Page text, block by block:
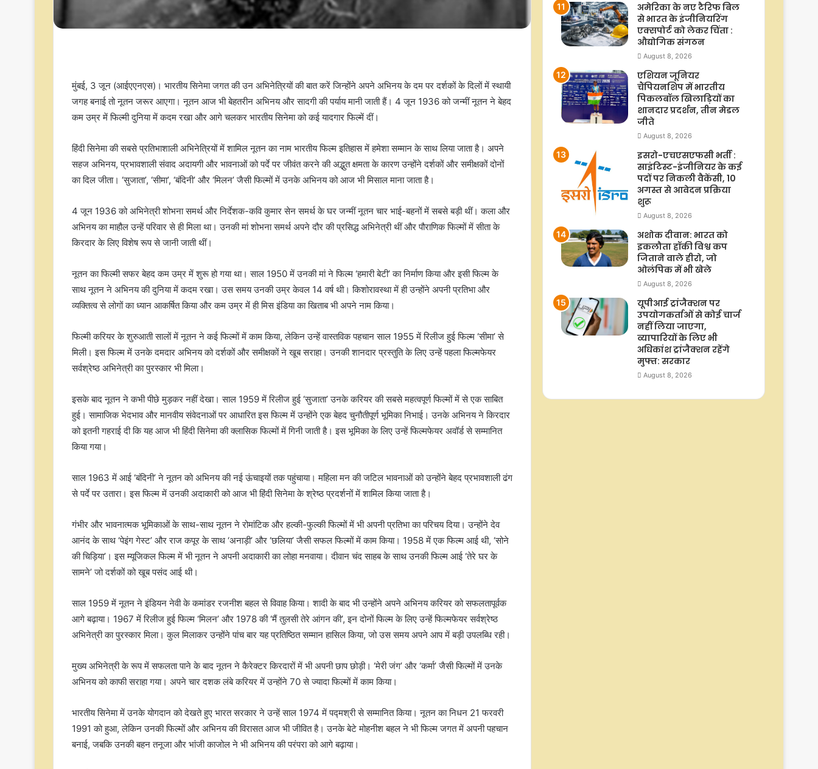
मुंबई, 3 जून (आईएएनएस)। भारतीय सिनेमा जगत की उन अभिनेत्रियों की बात करें जिन्होंने अपने अभिनय के दम पर दर्शकों के दिलों में स्थायी
जगह बनाई तो नूतन जरूर आएगा। नूतन आज भी बेहतरीन अभिनय और सादगी की पर्याय मानी जाती हैं। 4 जून 1936 को जन्मीं नूतन ने बेहद
कम उम्र में फिल्मी दुनिया में कदम रखा और आगे चलकर भारतीय सिनेमा को कई यादगार फिल्में दीं।
हिंदी सिनेमा की सबसे प्रतिभाशाली अभिनेत्रियों में शामिल नूतन का नाम भारतीय फिल्म इतिहास में हमेशा सम्मान के साथ लिया जाता है। अपने
सहज अभिनय, प्रभावशाली संवाद अदायगी और भावनाओं को पर्दे पर जीवंत करने की अद्भुत क्षमता के कारण उन्होंने दर्शकों और समीक्षकों दोनों
का दिल जीता। ‘सुजाता’, ‘सीमा’, ‘बंदिनी’ और ‘मिलन’ जैसी फिल्मों में उनके अभिनय को आज भी मिसाल माना जाता है।
4 जून 1936 को अभिनेत्री शोभना समर्थ और निर्देशक-कवि कुमार सेन समर्थ के घर जन्मीं नूतन चार भाई-बहनों में सबसे बड़ी थीं। कला और
अभिनय का माहौल उन्हें परिवार से ही मिला था। उनकी मां शोभना समर्थ अपने दौर की प्रसिद्ध अभिनेत्री थीं और पौराणिक फिल्मों में सीता के
किरदार के लिए विशेष रूप से जानी जाती थीं।
नूतन का फिल्मी सफर बेहद कम उम्र में शुरू हो गया था। साल 1950 में उनकी मां ने फिल्म ‘हमारी बेटी’ का निर्माण किया और इसी फिल्म के
साथ नूतन ने अभिनय की दुनिया में कदम रखा। उस समय उनकी उम्र केवल 14 वर्ष थी। किशोरावस्था में ही उन्होंने अपनी प्रतिभा और
व्यक्तित्व से लोगों का ध्यान आकर्षित किया और कम उम्र में ही मिस इंडिया का खिताब भी अपने नाम किया।
फिल्मी करियर के शुरुआती सालों में नूतन ने कई फिल्मों में काम किया, लेकिन उन्हें वास्तविक पहचान साल 1955 में रिलीज हुई फिल्म ‘सीमा’ से
मिली। इस फिल्म में उनके दमदार अभिनय को दर्शकों और समीक्षकों ने खूब सराहा। उनकी शानदार प्रस्तुति के लिए उन्हें पहला फिल्मफेयर
सर्वश्रेष्ठ अभिनेत्री का पुरस्कार भी मिला।
इसके बाद नूतन ने कभी पीछे मुड़कर नहीं देखा। साल 1959 में रिलीज हुई ‘सुजाता’ उनके करियर की सबसे महत्वपूर्ण फिल्मों में से एक साबित
हुई। सामाजिक भेदभाव और मानवीय संवेदनाओं पर आधारित इस फिल्म में उन्होंने एक बेहद चुनौतीपूर्ण भूमिका निभाई। उनके अभिनय ने किरदार
को इतनी गहराई दी कि यह आज भी हिंदी सिनेमा की क्लासिक फिल्मों में गिनी जाती है। इस भूमिका के लिए उन्हें फिल्मफेयर अवॉर्ड से सम्मानित
किया गया।
साल 1963 में आई ‘बंदिनी’ ने नूतन को अभिनय की नई ऊंचाइयों तक पहुंचाया। महिला मन की जटिल भावनाओं को उन्होंने बेहद प्रभावशाली ढंग
से पर्दे पर उतारा। इस फिल्म में उनकी अदाकारी को आज भी हिंदी सिनेमा के श्रेष्ठ प्रदर्शनों में शामिल किया जाता है।
गंभीर और भावनात्मक भूमिकाओं के साथ-साथ नूतन ने रोमांटिक और हल्की-फुल्की फिल्मों में भी अपनी प्रतिभा का परिचय दिया। उन्होंने देव
आनंद के साथ ‘पेइंग गेस्ट’ और राज कपूर के साथ ‘अनाड़ी’ और ‘छलिया’ जैसी सफल फिल्मों में काम किया। 1958 में एक फिल्म आई थी, ‘सोने
की चिड़िया’। इस म्यूजिकल फिल्म में भी नूतन ने अपनी अदाकारी का लोहा मनवाया। दीवान चंद साहब के साथ उनकी फिल्म आई ‘तेरे घर के
सामने’ जो दर्शकों को खूब पसंद आई थी।
साल 1959 में नूतन ने इंडियन नेवी के कमांडर रजनीश बहल से विवाह किया। शादी के बाद भी उन्होंने अपने अभिनय करियर को सफलतापूर्वक
आगे बढ़ाया। 1967 में रिलीज हुई फिल्म ‘मिलन’ और 1978 की ‘मैं तुलसी तेरे आंगन की’, इन दोनों फिल्म के लिए उन्हें फिल्मफेयर सर्वश्रेष्ठ
अभिनेत्री का पुरस्कार मिला। कुल मिलाकर उन्होंने पांच बार यह प्रतिष्ठित सम्मान हासिल किया, जो उस समय अपने आप में बड़ी उपलब्धि रही।
मुख्य अभिनेत्री के रूप में सफलता पाने के बाद नूतन ने कैरेक्टर किरदारों में भी अपनी छाप छोड़ी। ‘मेरी जंग’ और ‘कर्मा’ जैसी फिल्मों में उनके
अभिनय को काफी सराहा गया। अपने चार दशक लंबे करियर में उन्होंने 70 से ज्यादा फिल्मों में काम किया।
भारतीय सिनेमा में उनके योगदान को देखते हुए भारत सरकार ने उन्हें साल 1974 में पद्मश्री से सम्मानित किया। नूतन का निधन 21 फरवरी
1991 को हुआ, लेकिन उनकी फिल्मों और अभिनय की विरासत आज भी जीवित है। उनके बेटे मोहनीश बहल ने भी फिल्म जगत में अपनी पहचान
बनाई, जबकि उनकी बहन तनूजा और भांजी काजोल ने भी अभिनय की परंपरा को आगे बढ़ाया।
अमेरिका के नए टैरिफ बिल
से भारत के इंजीनियरिंग
एक्सपोर्ट को लेकर चिंता :
औद्योगिक संगठन
August 8, 2026
एशियन जूनियर
चैंपियनशिप में भारतीय
पिकलबॉल खिलाड़ियों का
शानदार प्रदर्शन, तीन मेडल
जीते
August 8, 2026
इसरो-एचएसएफसी भर्ती :
साइंटिस्ट-इंजीनियर के कई
पदों पर निकली वैकेंसी, 10
अगस्त से आवेदन प्रक्रिया
शुरू
August 8, 2026
अशोक दीवान: भारत को
इकलौता हॉकी विश्व कप
जिताने वाले हीरो, जो
ओलंपिक में भी खेले
August 8, 2026
यूपीआई ट्रांजैक्शन पर
उपयोगकर्ताओं से कोई चार्ज
नहीं लिया जाएगा,
व्यापारियों के लिए भी
अधिकांश ट्रांजैक्शन रहेंगे
मुफ्त: सरकार
August 8, 2026